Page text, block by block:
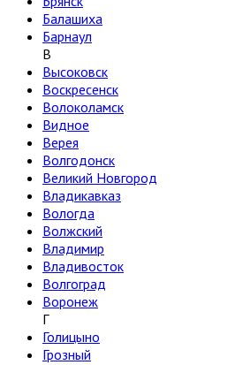
Балашиха
Барнаул
В
Высоковск
Воскресенск
Волоколамск
Видное
Верея
Волгодонск
Великий Новгород
Владикавказ
Вологда
Волжский
Владимир
Владивосток
Волгоград
Воронеж
Г
Голицыно
Грозный